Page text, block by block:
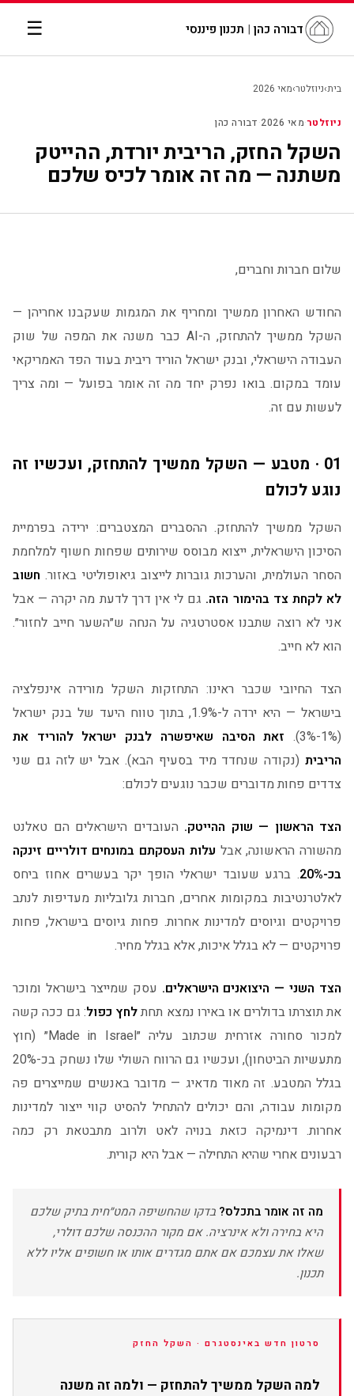
דבורה כהן | תכנון פיננסי ☰
בית›ניוזלטר›מאי 2026
ניוזלטר·מאי 2026 ·דבורה כהן
השקל החזק, הריבית יורדת, ההייטק
משתנה — מה זה אומר לכיס שלכם
שלום חברות וחברים,
החודש האחרון ממשיך ומחריף את המגמות שעקבנו אחריהן —
השקל ממשיך להתחזק, ה-AI כבר משנה את המפה של שוק
העבודה הישראלי, ובנק ישראל הוריד ריבית בעוד הפד האמריקאי
עומד במקום. בואו נפרק יחד מה זה אומר בפועל — ומה צריך
לעשות עם זה.
01 · מטבע — השקל ממשיך להתחזק, ועכשיו זה
נוגע לכולם
השקל ממשיך להתחזק. ההסברים המצטברים: ירידה בפרמיית
הסיכון הישראלית, ייצוא מבוסס שירותים שפחות חשוף למלחמת
הסחר העולמית, והערכות גוברות לייצוב גיאופוליטי באזור. חשוב
לא לקחת צד בהימור הזה. גם לי אין דרך לדעת מה יקרה — אבל
אני לא רוצה שתבנו אסטרטגיה על הנחה ש״השער חייב לחזור״.
הוא לא חייב.
הצד החיובי שכבר ראינו: התחזקות השקל מורידה אינפלציה
בישראל — היא ירדה ל-1.9%, בתוך טווח היעד של בנק ישראל
(1%-3%).
זאת הסיבה שאיפשרה לבנק ישראל להוריד את
הריבית (נקודה שנחדד מיד בסעיף הבא). אבל יש לזה גם שני
צדדים פחות מדוברים שכבר נוגעים לכולם:
הצד הראשון — שוק ההייטק. העובדים הישראלים הם טאלנט
מהשורה הראשונה, אבל עלות העסקתם במונחים דולריים זינקה
בכ-20%
. ברגע שעובד ישראלי הופך יקר בעשרים אחוז ביחס
לאלטרנטיבות במקומות אחרים, חברות גלובליות מעדיפות לנתב
פרויקטים וגיוסים למדינות אחרות. פחות גיוסים בישראל, פחות
פרויקטים — לא בגלל איכות, אלא בגלל מחיר.
הצד השני — היצואנים הישראלים. עסק שמייצר בישראל ומוכר
את תוצרתו בדולרים או באירו נמצא תחתלחץ כפול: גם ככה קשה
למכור סחורה אזרחית שכתוב עליה ״Made in Israel״ (חוץ
מתעשיות הביטחון), ועכשיו גם הרווח השולי שלו נשחק בכ-20%
בגלל המטבע. זה מאוד מדאיג — מדובר באנשים שמייצרים פה
מקומות עבודה, והם יכולים להתחיל להסיט קווי ייצור למדינות
אחרות. דינמיקה כזאת בנויה לאט ולרוב מתבטאת רק כמה
רבעונים אחרי שהיא התחילה — אבל היא קורית.
מה זה אומר בתכלס? בדקו שהחשיפה המט״חית בתיק שלכם
היא בחירה ולא אינרציה. אם מקור ההכנסה שלכם דולרי,
שאלו את עצמכם אם אתם מגדרים אותו או חשופים אליו ללא
תכנון.
סרטון חדש באינסטגרם · השקל החזק
למה השקל ממשיך להתחזק — ולמה זה משנה